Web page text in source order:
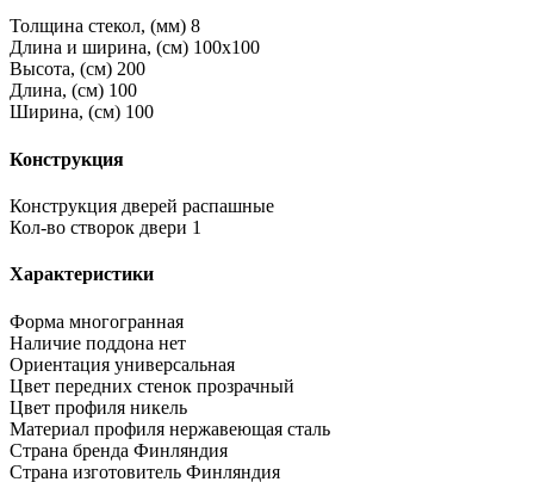
Толщина стекол, (мм) 8
Длина и ширина, (см) 100x100
Высота, (см) 200
Длина, (см) 100
Ширина, (см) 100
Конструкция
Конструкция дверей распашные
Кол-во створок двери 1
Характеристики
Форма многогранная
Наличие поддона нет
Ориентация универсальная
Цвет передних стенок прозрачный
Цвет профиля никель
Материал профиля нержавеющая сталь
Страна бренда Финляндия
Страна изготовитель Финляндия